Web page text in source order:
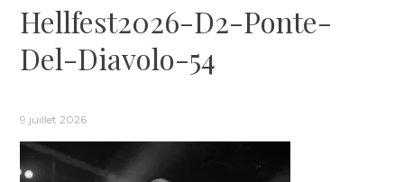
Hellfest2026-D2-Ponte-
Del-Diavolo-54
9 juillet 2026